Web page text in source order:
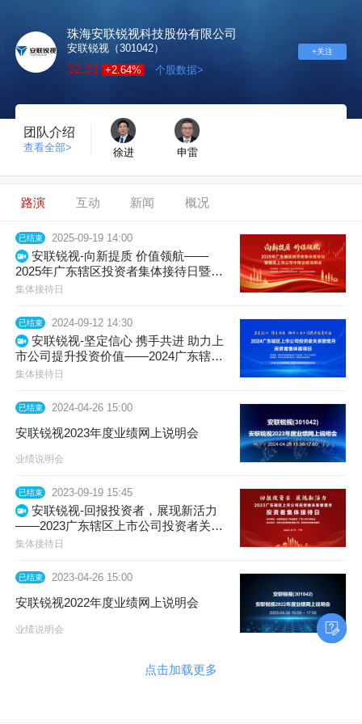
珠海安联锐视科技股份有限公司
安联锐视（301042）
32.31 +2.64% 个股数据>
+关注
团队介绍
查看全部> 徐进 申雷
路演 互动 新闻 概况
已结束 2025-09-19 14:00
安联锐视-向新提质 价值领航——
2025年广东辖区投资者集体接待日暨辖
区上市公司中报业绩说明会
集体接待日
已结束 2024-09-12 14:30
安联锐视-坚定信心 携手共进 助力上
市公司提升投资价值——2024广东辖区
上市公司投资者关系管理月活动投资者
集体接待日
已结束 2024-04-26 15:00
安联锐视2023年度业绩网上说明会
业绩说明会
已结束 2023-09-19 15:45
安联锐视-回报投资者，展现新活力
——2023广东辖区上市公司投资者关系
管理月活动投资者集体接待日
集体接待日
已结束 2023-04-26 15:00
安联锐视2022年度业绩网上说明会
业绩说明会
点击加载更多